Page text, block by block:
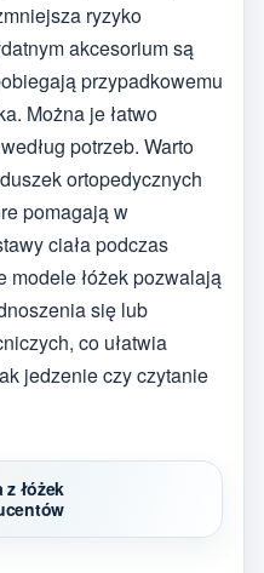
ryzyko
akcesorium są
przypadkowemu
Można je łatwo
potrzeb. Warto
ortopedycznych
pomagają w
ciała podczas
modele łóżek pozwalają
się lub
co ułatwia
jedzenie czy czytanie
łóżek